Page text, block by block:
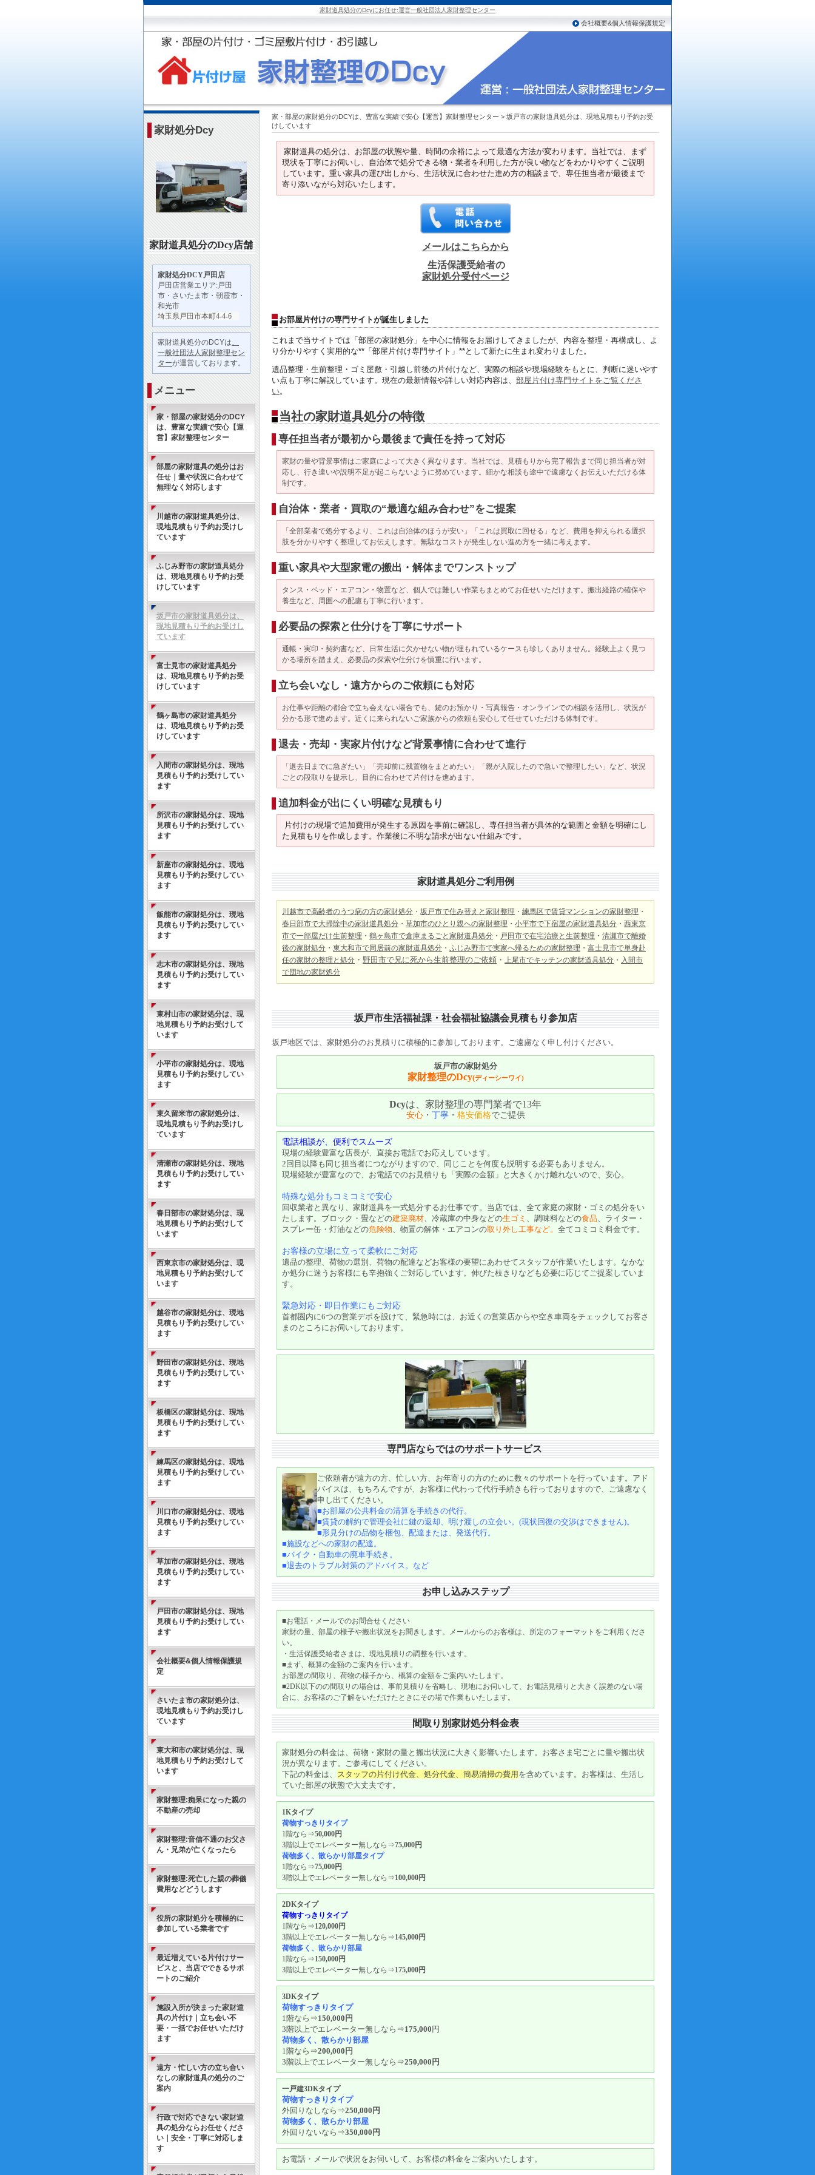
家財道具処分のDcyにお任せ:運営一般社団法人家財整理センター
会社概要&個人情報保護規定
家財処分Dcy
家財道具処分のDcy店舗
家財処分DCY戸田店
戸田店営業エリア:戸田
市・さいたま市・朝霞市・
和光市
埼玉県戸田市本町4-4-6
家財道具処分のDCYは、
一般社団法人家財整理セン
ターが運営しております。
メニュー
家・部屋の家財処分のDCY
は、豊富な実績で安心【運
営】家財整理センター
部屋の家財道具の処分はお
任せ｜量や状況に合わせて
無理なく対応します
川越市の家財道具処分は、
現地見積もり予約お受けし
ています
ふじみ野市の家財道具処分
は、現地見積もり予約お受
けしています
坂戸市の家財道具処分は、
現地見積もり予約お受けし
ています
富士見市の家財道具処分
は、現地見積もり予約お受
けしています
鶴ヶ島市の家財道具処分
は、現地見積もり予約お受
けしています
入間市の家財処分は、現地
見積もり予約お受けしてい
ます
所沢市の家財処分は、現地
見積もり予約お受けしてい
ます
新座市の家財処分は、現地
見積もり予約お受けしてい
ます
飯能市の家財処分は、現地
見積もり予約お受けしてい
ます
志木市の家財処分は、現地
見積もり予約お受けしてい
ます
東村山市の家財処分は、現
地見積もり予約お受けして
います
小平市の家財処分は、現地
見積もり予約お受けしてい
ます
東久留米市の家財処分は、
現地見積もり予約お受けし
ています
清瀬市の家財処分は、現地
見積もり予約お受けしてい
ます
春日部市の家財処分は、現
地見積もり予約お受けして
います
西東京市の家財処分は、現
地見積もり予約お受けして
います
越谷市の家財処分は、現地
見積もり予約お受けしてい
ます
野田市の家財処分は、現地
見積もり予約お受けしてい
ます
板橋区の家財処分は、現地
見積もり予約お受けしてい
ます
練馬区の家財処分は、現地
見積もり予約お受けしてい
ます
川口市の家財処分は、現地
見積もり予約お受けしてい
ます
草加市の家財処分は、現地
見積もり予約お受けしてい
ます
戸田市の家財処分は、現地
見積もり予約お受けしてい
ます
会社概要&個人情報保護規
定
さいたま市の家財処分は、
現地見積もり予約お受けし
ています
東大和市の家財処分は、現
地見積もり予約お受けして
います
家財整理:痴呆になった親の
不動産の売却
家財整理:音信不通のお父さ
ん・兄弟が亡くなったら
家財整理:死亡した親の葬儀
費用などどうします
役所の家財処分を積極的に
参加している業者です
最近増えている片付けサー
ビスと、当店でできるサポ
ートのご紹介
施設入所が決まった家財道
具の片付け｜立ち会い不
要・一括でお任せいただけ
ます
遠方・忙しい方の立ち合い
なしの家財道具の処分のご
案内
行政で対応できない家財道
具の処分ならお任せくださ
い｜安全・丁寧に対応しま
す
家・部屋の家財処分のDCYは、豊富な実績で安心【運営】家財整理センター > 坂戸市の家財道具処分は、現地見積もり予約お受
けしています
家財道具の処分は、お部屋の状態や量、時間の余裕によって最適な方法が変わります。当社では、まず
現状を丁寧にお伺いし、自治体で処分できる物・業者を利用した方が良い物などをわかりやすくご説明
しています。重い家具の運び出しから、生活状況に合わせた進め方の相談まで、専任担当者が最後まで
寄り添いながら対応いたします。
メールはこちらから
生活保護受給者の
家財処分受付ページ
お部屋片付けの専門サイトが誕生しました
これまで当サイトでは「部屋の家財処分」 を中心に情報をお届けしてきましたが、内容を整理・再構成し、 よ
り分かりやすく実用的な**「部屋片付け専門サイト」**として新たに生まれ変わりました。
遺品整理・生前整理・ゴミ屋敷・引越し前後の片付けなど、 実際の相談や現場経験をもとに、 判断に迷いやす
い点も丁寧に解説しています。 現在の最新情報や詳しい対応内容は、 部屋片付け専門サイトをご覧くださ
い。
当社の家財道具処分の特徴
専任担当者が最初から最後まで責任を持って対応
家財の量や背景事情はご家庭によって大きく異なります。当社では、見積もりから完了報告まで同じ担当者が対
応し、行き違いや説明不足が起こらないように努めています。細かな相談も途中で遠慮なくお伝えいただける体
制です。
自治体・業者・買取の“最適な組み合わせ”をご提案
「全部業者で処分するより、これは自治体のほうが安い」「これは買取に回せる」など、費用を抑えられる選択
肢を分かりやすく整理してお伝えします。無駄なコストが発生しない進め方を一緒に考えます。
重い家具や大型家電の搬出・解体までワンストップ
タンス・ベッド・エアコン・物置など、個人では難しい作業もまとめてお任せいただけます。搬出経路の確保や
養生など、周囲への配慮も丁寧に行います。
必要品の探索と仕分けを丁寧にサポート
通帳・実印・契約書など、日常生活に欠かせない物が埋もれているケースも珍しくありません。経験上よく見つ
かる場所を踏まえ、必要品の探索や仕分けを慎重に行います。
立ち会いなし・遠方からのご依頼にも対応
お仕事や距離の都合で立ち会えない場合でも、鍵のお預かり・写真報告・オンラインでの相談を活用し、状況が
分かる形で進めます。近くに来られないご家族からの依頼も安心して任せていただける体制です。
退去・売却・実家片付けなど背景事情に合わせて進行
「退去日までに急ぎたい」「売却前に残置物をまとめたい」「親が入院したので急いで整理したい」など、状況
ごとの段取りを提示し、目的に合わせて片付けを進めます。
追加料金が出にくい明確な見積もり
片付けの現場で追加費用が発生する原因を事前に確認し、専任担当者が具体的な範囲と金額を明確にし
た見積もりを作成します。作業後に不明な請求が出ない仕組みです。
家財道具処分ご利用例
川越市で高齢者のうつ病の方の家財処分 ・ 坂戸市で住み替えと家財整理 ・ 練馬区で賃貸マンションの家財整理 ・
春日部市で大掃除中の家財道具処分 ・ 草加市のひとり親への家財整理 ・ 小平市で下宿屋の家財道具処分 ・ 西東京
市で一部屋だけ生前整理 ・ 鶴ヶ島市で倉庫まるごと家財道具処分 ・ 戸田市で在宅治療と生前整理 ・ 清瀬市で離婚
後の家財処分 ・ 東大和市で同居前の家財道具処分 ・ ふじみ野市で実家へ帰るための家財整理 ・ 富士見市で単身赴
任の家財の整理と処分 ・ 野田市で兄に死から生前整理のご依頼 ・ 上尾市でキッチンの家財道具処分 ・ 入間市
で団地の家財処分
坂戸市生活福祉課・社会福祉協議会見積もり参加店
坂戸地区では、家財処分のお見積りに積極的に参加しております。ご遠慮なく申し付けください。
坂戸市の家財処分
家財整理のDcy(ディーシーワイ)
Dcyは、家財整理の専門業者で13年
安心・ 丁寧・ 格安価格でご提供
電話相談が、便利でスムーズ
現場の経験豊富な店長が、直接お電話でお応えしています。
2回目以降も同じ担当者につながりますので、同じことを何度も説明する必要もありません。
現場経験が豊富なので、お電話でのお見積りも「実際の金額」と大きくかけ離れないので、安心。
特殊な処分もコミコミで安心
回収業者と異なり、家財道具を一式処分するお仕事です。当店では、全て家庭の家財・ゴミの処分をい
たします。ブロック・畳などの建築廃材、冷蔵庫の中身などの生ゴミ 、調味料などの食品、ライター・
スプレー缶・灯油などの危険物、物置の解体・エアコンの取り外し工事など。 全てコミコミ料金です。
お客様の立場に立って柔軟にご対応
遺品の整理、荷物の選別、荷物の配達などお客様の要望にあわせてスタッフが作業いたします。なかな
か処分に迷うお客様にも辛抱強くご対応しています。伸びた枝きりなども必要に応じてご提案していま
す。
緊急対応・即日作業にもご対応
首都圏内に6つの営業デポを設けて、緊急時には、お近くの営業店からや空き車両をチェックしてお客さ
まのところにお伺いしております。
専門店ならではのサポートサービス
ご依頼者が遠方の方、忙しい方、お年寄りの方のために数々のサポートを行っています。アド
バイスは、もちろんですが、お客様に代わって代行手続きも行っておりますので、ご遠慮なく
申し出てください。
■お部屋の公共料金の清算を手続きの代行。
■賃貸の解約で管理会社に鍵の返却、明け渡しの立会い。(現状回復の交渉はできません)。
■形見分けの品物を梱包、配達または、発送代行。
■施設などへの家財の配達。
■バイク・自動車の廃車手続き。
■退去のトラブル対策のアドバイス。など
お申し込みステップ
■お電話・メールでのお問合せください
家財の量、部屋の様子や搬出状況をお聞きします。メールからのお客様は、所定のフォーマットをご利用くださ
い。
・生活保護受給者さまは、現地見積りの調整を行います。
■まず、概算の金額のご案内を行います。
お部屋の間取り、荷物の様子から、概算の金額をご案内いたします。
■2DK以下のの間取りの場合は、事前見積りを省略し、現地にお伺いして、お電話見積りと大きく誤差のない場
合に、お客様のご了解をいただけたときにその場で作業もいたします。
間取り別家財処分料金表
家財処分の料金は、荷物・家財の量と搬出状況に大きく影響いたします。お客さま宅ごとに量や搬出状
況が異なります。ご参考にしてください。
下記の料金は、 スタッフの片付け代金、処分代金、簡易清掃の費用 を含めています。お客様は、生活し
ていた部屋の状態で大丈夫です。
1Kタイプ
荷物すっきりタイプ
1階なら⇒50,000円
3階以上でエレベーター無しなら⇒75,000円
荷物多く、散らかり部屋タイプ
1階なら⇒75,000円
3階以上でエレベーター無しなら⇒100,000円
2DKタイプ
荷物すっきりタイプ
1階なら⇒120,000円
3階以上でエレベーター無しなら⇒145,000円
荷物多く、散らかり部屋
1階なら⇒150,000円
3階以上でエレベーター無しなら⇒175,000円
3DKタイプ
荷物すっきりタイプ
1階なら⇒150,000円
3階以上でエレベーター無しなら⇒175,000 円
荷物多く、散らかり部屋
1階なら⇒200,000円
3階以上でエレベーター無しなら⇒250,000円
一戸建3DKタイプ
荷物すっきりタイプ
外回りなしなら⇒250,000円
荷物多く、散らかり部屋
外回りないなら⇒350,000円
お電話・メールで状況をお伺いして、お客様の料金をご案内いたします。